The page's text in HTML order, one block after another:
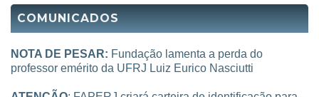
Veja mais
COMUNICADOS
NOTA DE PESAR:Fundação lamenta a perda do